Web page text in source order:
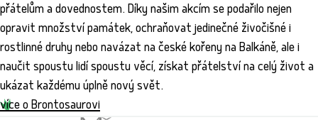
přátelům a dovednostem. Díky našim akcím se podařilo nejen
opravit množství památek, ochraňovat jedinečné živočišné i
rostlinné druhy nebo navázat na české kořeny na Balkáně, ale i
naučit spoustu lidí spoustu věcí, získat přátelství na celý život a
ukázat každému úplně nový svět.
více o Brontosaurovi